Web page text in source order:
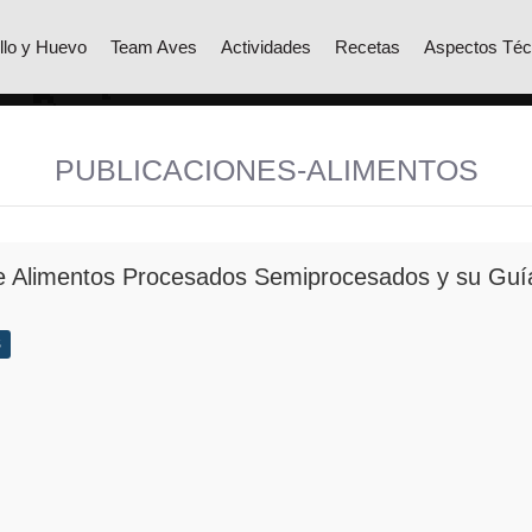
y Huevo Team Aves Actividades Recetas Aspectos
PUBLICACIONES-ALIMENTOS
Alimentos Procesados Semiprocesados y su